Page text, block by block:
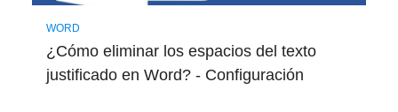
WORD
¿Cómo eliminar los espacios del texto
justificado en Word? - Configuración